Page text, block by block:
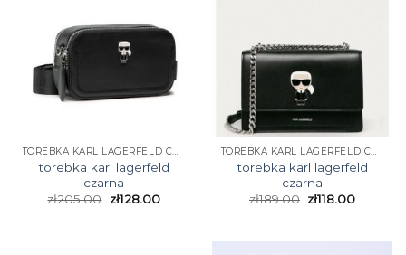
TOREBKA KARL LAGERFELD CZARNA
torebka karl lagerfeld
czarna
zł205.00 zł128.00
TOREBKA KARL LAGERFELD CZARNA
torebka karl lagerfeld
czarna
zł189.00 zł118.00